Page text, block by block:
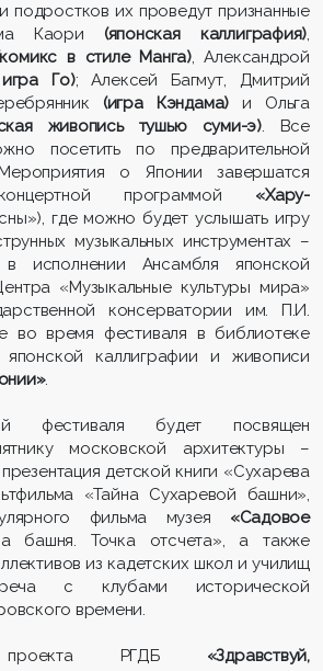
подростков их проведут признанные
Каори (японская каллиграфия),
в стиле Манга), Александрой
игра Го); Алексей Багмут, Дмитрий
(игра Кэндама) и Ольга
живопись тушью суми-э). Все
посетить по предварительной
о Японии завершатся
программой «Хару-
где можно будет услышать игру
музыкальных инструментах –
исполнении Ансамбля японской
«Музыкальные культуры мира»
консерватории им. П.И.
во время фестиваля в библиотеке
японской каллиграфии и живописи
.
фестиваля будет посвящен
московской архитектуры –
детской книги «Сухарева
«Тайна Сухаревой башни»,
фильма музея «Садовое
башня. Точка отсчета», а также
из кадетских школ и училищ
с клубами исторической
времени.
РГДБ «Здравствуй,